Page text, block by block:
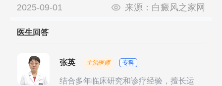
2025-09-01 来源： 白癜风之家网
医生回答
张英 主治医师 专科
结合多年临床研究和诊疗经验，擅长运